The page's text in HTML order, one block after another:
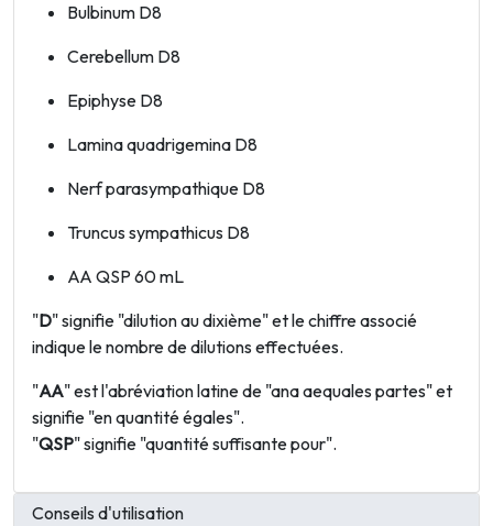
Bulbinum D8
Cerebellum D8
Epiphyse D8
Lamina quadrigemina D8
Nerf parasympathique D8
Truncus sympathicus D8
AA QSP 60 mL
"D" signifie "dilution au dixième" et le chiffre associé
indique le nombre de dilutions effectuées.
"AA" est l'abréviation latine de "ana aequales partes" et
signifie "en quantité égales".
"QSP" signifie "quantité suffisante pour".
Conseils d'utilisation